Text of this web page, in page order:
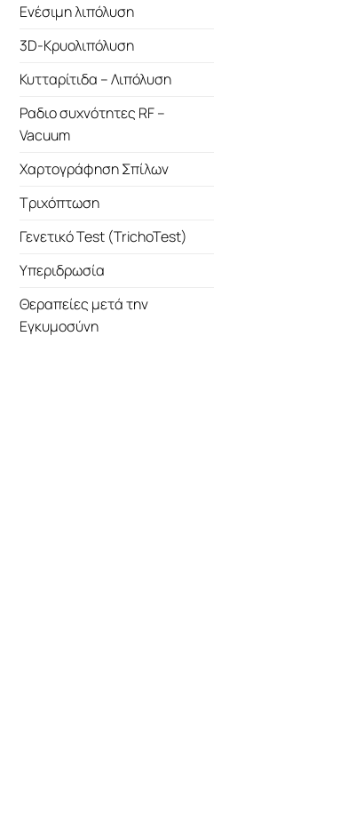
Ενέσιμη λιπόλυση
3D-Κρυολιπόλυση
Κυτταρίτιδα – Λιπόλυση
Ραδιο συχνότητες RF –
Vacuum
Χαρτογράφηση Σπίλων
Τριχόπτωση
Γενετικό Test (TrichoTest)
Υπεριδρωσία
Θεραπείες μετά την
Εγκυμοσύνη